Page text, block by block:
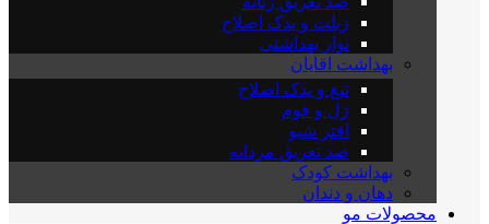
ژیلت و یدک اصلاح
نوار بهداشتی
بهداشت اقایان
تیغ و یدک اصلاح
ژل و فوم
افتر شیو
ضد تعریق مردانه
بهداشت کودک
دهان و دندان
محصولات مو